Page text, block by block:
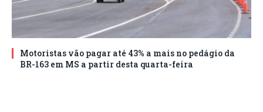
Motoristas vão pagar até 43% a mais no pedágio da
BR-163 em MS a partir desta quarta-feira